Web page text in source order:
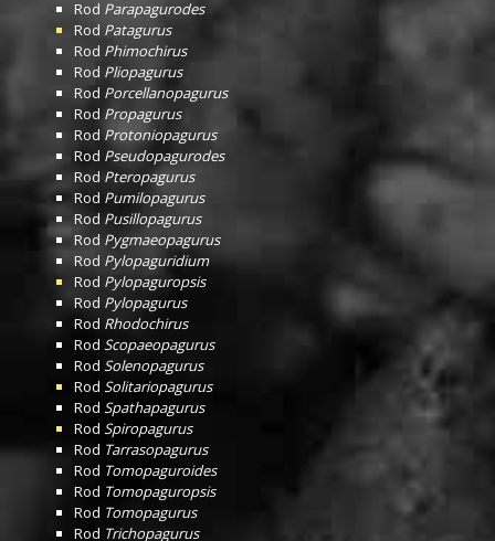
Rod Parapagurodes
Rod Patagurus
Rod Phimochirus
Rod Pliopagurus
Rod Porcellanopagurus
Rod Propagurus
Rod Protoniopagurus
Rod Pseudopagurodes
Rod Pteropagurus
Rod Pumilopagurus
Rod Pusillopagurus
Rod Pygmaeopagurus
Rod Pylopaguridium
Rod Pylopaguropsis
Rod Pylopagurus
Rod Rhodochirus
Rod Scopaeopagurus
Rod Solenopagurus
Rod Solitariopagurus
Rod Spathapagurus
Rod Spiropagurus
Rod Tarrasopagurus
Rod Tomopaguroides
Rod Tomopaguropsis
Rod Tomopagurus
Rod Trichopagurus